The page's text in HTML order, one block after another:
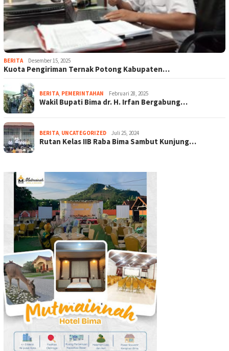
BERITA Desember 15, 2025
Kuota Pengiriman Ternak Potong Kabupaten…
BERITA, PEMERINTAHAN Februari 28, 2025
Wakil Bupati Bima dr. H. Irfan Bergabung…
BERITA, UNCATEGORIZED Juli 25, 2024
Rutan Kelas IIB Raba Bima Sambut Kunjung…